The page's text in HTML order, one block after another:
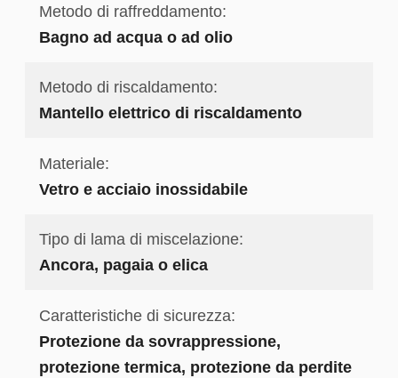
Metodo di raffreddamento:
Bagno ad acqua o ad olio
Metodo di riscaldamento:
Mantello elettrico di riscaldamento
Materiale:
Vetro e acciaio inossidabile
Tipo di lama di miscelazione:
Ancora, pagaia o elica
Caratteristiche di sicurezza:
Protezione da sovrappressione,
protezione termica, protezione da perdite